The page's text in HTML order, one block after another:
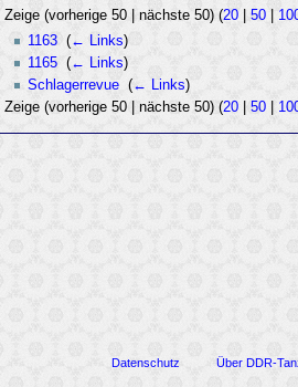
Zeige (vorherige 50 | nächste 50) (20 |50
1163‎ (← Links)
1165‎ (← Links)
Schlagerrevue‎ (← Links)
Zeige (vorherige 50 | nächste 50) (20 |50
Datenschutz Über DDR-